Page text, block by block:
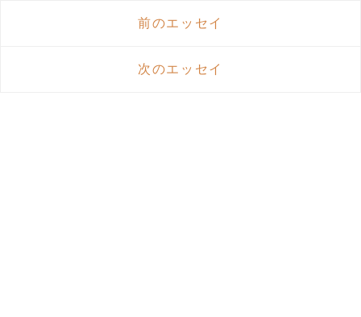
前のエッセイ
次のエッセイ